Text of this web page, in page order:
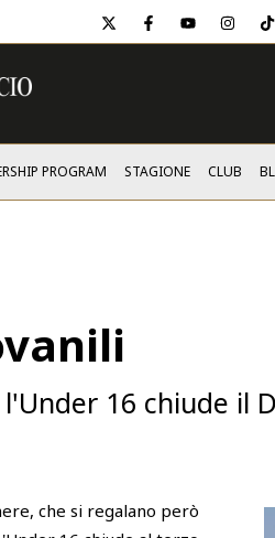
twitter facebook
youtube
PROGRAM STAGIONE CLUB
16 chiude il
che si regalano però